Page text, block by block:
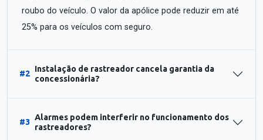
roubo do veículo. O valor da apólice pode reduzir em até
25% para os veículos com seguro.
#2
Instalação de rastreador cancela garantia da
concessionária?
#3
Alarmes podem interferir no funcionamento dos
rastreadores?